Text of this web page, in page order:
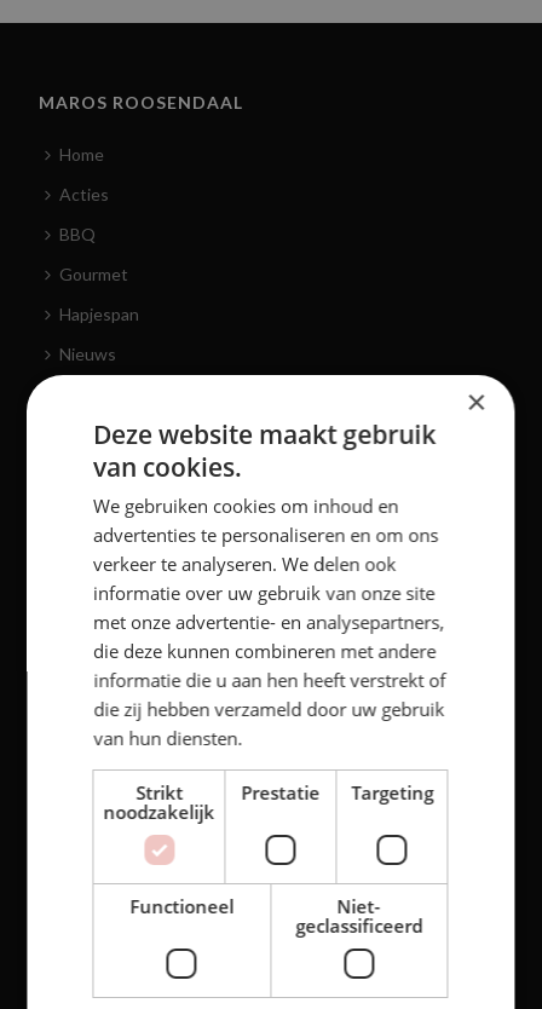
MAROS ROOSENDAAL
Home
Acties
BBQ
Gourmet
Hapjespan
Nieuws
Over ons
Contact
BBQ vlees in Bergen op Zoom
Hapjes bestellen in Bergen op Zoom
Slager in Bergen op Zoom
Hapjes bestellen in Etten-Leur
Slager Etten-Leur
Slager Rucphen
Slager Wouw
Slager Essen
Slager Bosschenhoofd
Slager Hoeven
×
Deze website maakt gebruik
van cookies.
We gebruiken cookies om inhoud en
advertenties te personaliseren en om ons
verkeer te analyseren. We delen ook
informatie over uw gebruik van onze site
met onze advertentie- en analysepartners,
die deze kunnen combineren met andere
informatie die u aan hen heeft verstrekt of
die zij hebben verzameld door uw gebruik
van hun diensten.
Strikt
noodzakelijk
Prestatie Targeting
Functioneel
Niet-
geclassificeerd